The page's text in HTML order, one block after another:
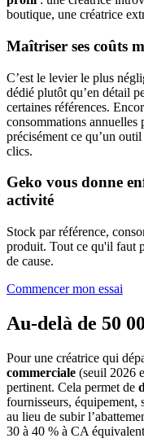
boutique, une créatrice
Maîtriser ses coûts
C’est le levier le plus
dédié plutôt qu’en détail
certaines références.
consommations annuelles
précisément ce qu’un
clics.
Geko vous donne
activité
Stock par référence,
produit. Tout ce qu'il faut
de cause.
Commencer mon essai
Au-delà de 50
Pour une créatrice qui
commerciale (seuil 2026
pertinent. Cela permet de
fournisseurs, équipement,
au lieu de subir
30 à 40 % à CA